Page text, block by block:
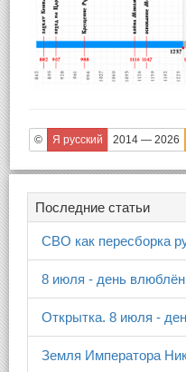
© Я русский 2014 — 2026
Последние статьи
СВО как пересборка
8 июля - день
Открытка. 8 июля -
Земля Императора